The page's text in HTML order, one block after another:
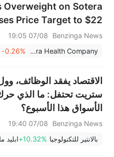
Overweight on Sotera
Price Target to $22
Benzinga News
07/08 19:05
Sotera Health Company
-0.26%
الاقتصاد يفقد الوظائف،
ستريت تحتفل: ما الذي
الأسواق هذا الأسبوع؟
Benzinga News
07/08 19:40
بالانتير للتكنولوجيا +10.32%ابليد